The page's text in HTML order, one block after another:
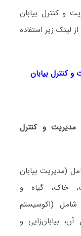
و کنترل بیابان
آزاد 99 می‌توانید از لینک زیر استفاده
و کنترل
(مدیریت بیابان
خاک، گیاه و
ارشد شامل (اکوسیستم
بیابان‌زایی و